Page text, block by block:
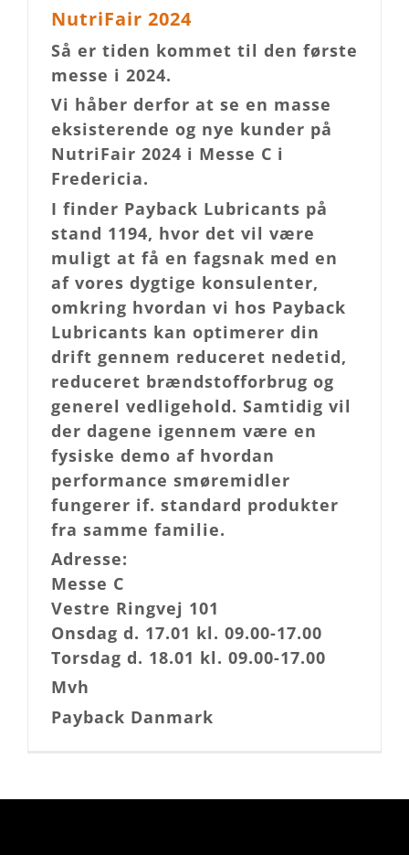
NutriFair 2024
Så er tiden kommet til den første
messe i 2024.
Vi håber derfor at se en masse
eksisterende og nye kunder på
NutriFair 2024 i Messe C i
Fredericia.
I finder Payback Lubricants på
stand 1194, hvor det vil være
muligt at få en fagsnak med en
af vores dygtige konsulenter,
omkring hvordan vi hos Payback
Lubricants kan optimerer din
drift gennem reduceret nedetid,
reduceret brændstofforbrug og
generel vedligehold. Samtidig vil
der dagene igennem være en
fysiske demo af hvordan
performance smøremidler
fungerer if. standard produkter
fra samme familie.
Adresse:
Messe C
Vestre Ringvej 101
Onsdag d. 17.01 kl. 09.00-17.00
Torsdag d. 18.01 kl. 09.00-17.00
Mvh
Payback Danmark